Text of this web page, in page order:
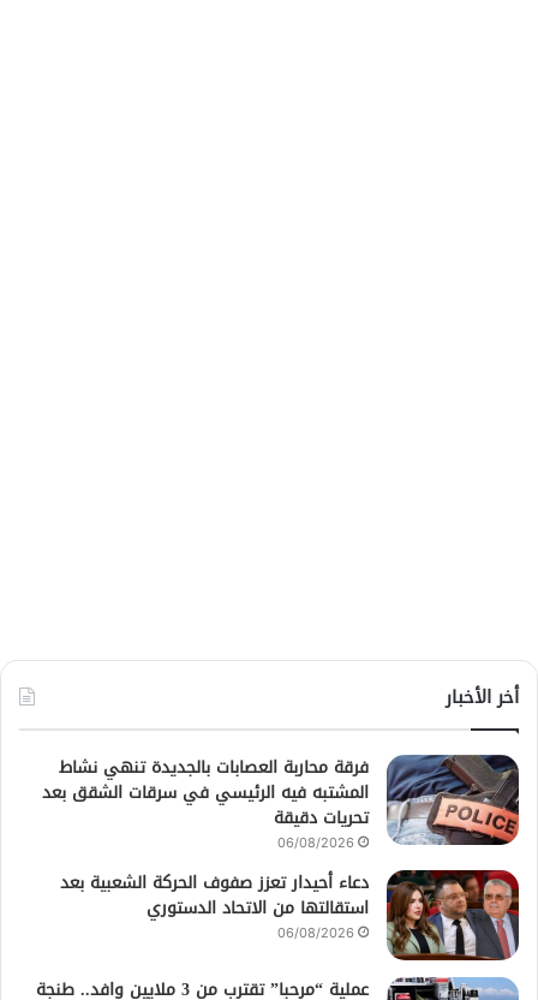
أخر الأخبار
فرقة محاربة العصابات بالجديدة تنهي نشاط
المشتبه فيه الرئيسي في سرقات الشقق بعد
تحريات دقيقة
06/08/2026
دعاء أحيدار تعزز صفوف الحركة الشعبية بعد
استقالتها من الاتحاد الدستوري
06/08/2026
عملية “مرحبا” تقترب من 3 ملايين وافد.. طنجة